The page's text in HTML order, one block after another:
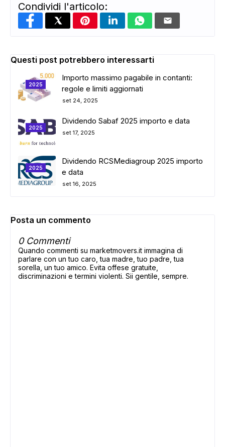
ADS
Condividi l'articolo:
Questi post potrebbero interessarti
2025
Importo massimo pagabile in contanti:
regole e limiti aggiornati
set 24, 2025
2025
Dividendo Sabaf 2025 importo e data
set 17, 2025
2025
Dividendo RCSMediagroup 2025 importo
e data
set 16, 2025
Posta un commento
0 Commenti
Quando commenti su marketmovers.it immagina di
parlare con un tuo caro, tua madre, tuo padre, tua
sorella, un tuo amico. Evita offese gratuite,
discriminazioni e termini violenti. Sii gentile, sempre.